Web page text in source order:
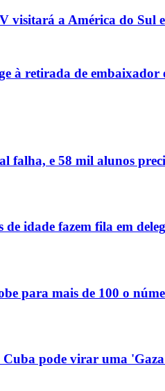
visitará a América do Sul
à retirada de embaixador
falha, e 58 mil alunos
de idade fazem fila em
para mais de 100 o
pode virar uma